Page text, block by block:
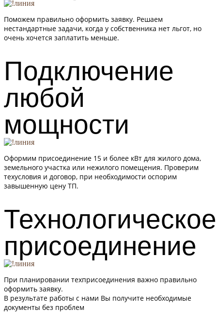
Поможем правильно оформить заявку. Решаем
нестандартные задачи, когда у собственника нет льгот, но
очень хочется заплатить меньше.
Подключение
любой
мощности
Оформим присоединение 15 и более кВт для жилого дома,
земельного участка или нежилого помещения. Проверим
техусловия и договор, при необходимости оспорим
завышенную цену ТП.
Технологическое
присоединение
При планировании техприсоединения важно правильно
оформить заявку.
В результате работы с нами Вы получите необходимые
документы без проблем